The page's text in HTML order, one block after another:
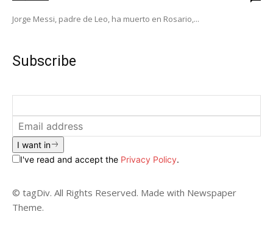
Jorge Messi, padre de Leo, ha muerto en Rosario,...
Subscribe
I want in
I've read and accept the Privacy Policy.
© tagDiv. All Rights Reserved. Made with Newspaper
Theme.